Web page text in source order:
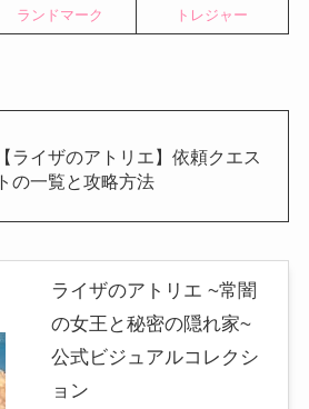
ランドマーク トレジャー
【ライザのアトリエ】依頼クエス
トの一覧と攻略方法
ライザのアトリエ ~常闇
の女王と秘密の隠れ家~
公式ビジュアルコレクシ
ョン